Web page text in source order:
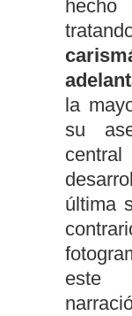
la
su
última
este